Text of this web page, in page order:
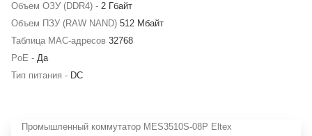
Объем ОЗУ (DDR4) - 2 Гбайт
Объем ПЗУ (RAW NAND) 512 Мбайт
Таблица MAC-адресов 32768
PoE - Да
Тип питания - DC
Промышленный коммутатор MES3510S-08P Eltex